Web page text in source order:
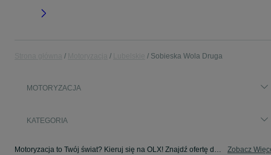
Sobieska Wola Druga
MOTORYZACJA
KATEGORIA
Motoryzacja to Twój świat? Kieruj się na OLX! Znajdź ofertę dla siebie w kategorii Motoryzacja na OLX - Sobieska Wola Druga i okolice! Zobacz